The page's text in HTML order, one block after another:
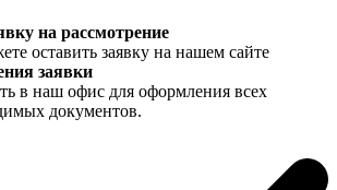
на рассмотрение
оставить заявку на нашем сайте
заявки
в наш офис для оформления всех
документов.